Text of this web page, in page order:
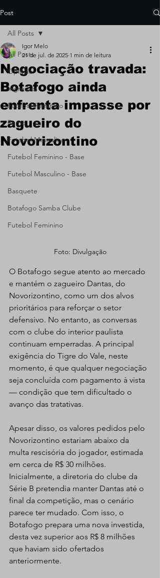
Post
All Posts
Opinião
Ingressos
Futebol Feminino
Remo
Futebol Masculino
Futebol Feminino - Base
Futebol Masculino - Base
Basquete
Botafogo Samba Clube
Futebol Feminino
All Posts
Negociação travada:
Botafogo ainda
enfrenta impasse por
zagueiro do
Novorizontino
Igor Melo
21 de jul. de 2025 1 min de leitura
Foto: Divulgação
O Botafogo segue atento ao mercado
e mantém o zagueiro Dantas, do
Novorizontino, como um dos alvos
prioritários para reforçar o setor
defensivo. No entanto, as conversas
com o clube do interior paulista
continuam emperradas. A principal
exigência do Tigre do Vale, neste
momento, é que qualquer negociação
seja concluída com pagamento à vista
— condição que tem dificultado o
avanço das tratativas.
Apesar disso, os valores pedidos pelo
Novorizontino estariam abaixo da
multa rescisória do jogador, estimada
em cerca de R$ 30 milhões.
Inicialmente, a diretoria do clube da
Série B pretendia manter Dantas até o
final da competição, mas o cenário
parece ter mudado. Com isso, o
Botafogo prepara uma nova investida,
desta vez superior aos R$ 8 milhões
que haviam sido ofertados
anteriormente.